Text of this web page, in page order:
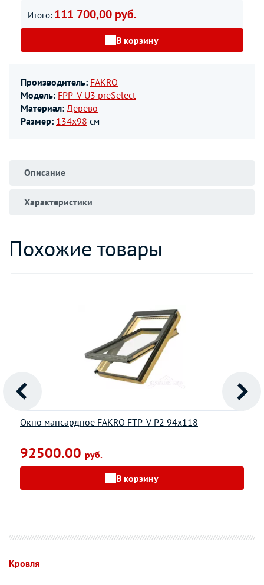
Итого: 111 700,00 руб.
В корзину
Производитель: FAKRO
Модель: FPP-V U3 preSelect
Материал: Дерево
Размер: 134х98 см
Описание
Характеристики
Похожие товары
Окно мансардное FAKRO FTP-V P2 94х118
92500.00 руб.
В корзину
Кровля